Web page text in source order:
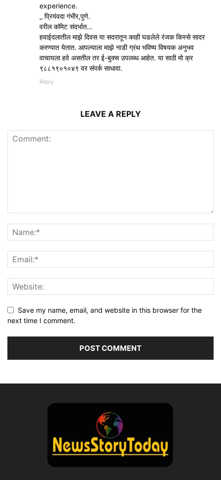
experience.
_ प्रियंवदा गंभीर,पुणे.
वरील कॉमेट संदर्भात…
हवाईदलातील माझे दिवस या सदरातून काही घडलेले रंजक किस्से सादर
करण्यात येतात. आपल्याला माझे नाडी ग्रंथ भविष्य विषयक अनुभव
वाचायला हवे असतील तर ई-बुक्स उपलब्ध आहेत. या साठी मो क्र
९८८१९०१०४९ वर संपर्क साधावा.
Reply
LEAVE A REPLY
Save my name, email, and website in this browser for the
next time I comment.